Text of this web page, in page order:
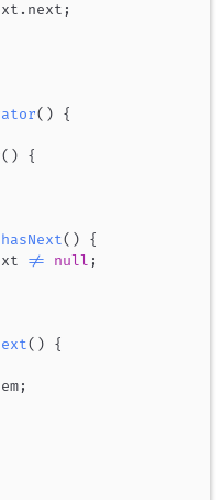
. next ;
( ) {
( )
{
hasNext( )
{
!= null ;
( )
{
;